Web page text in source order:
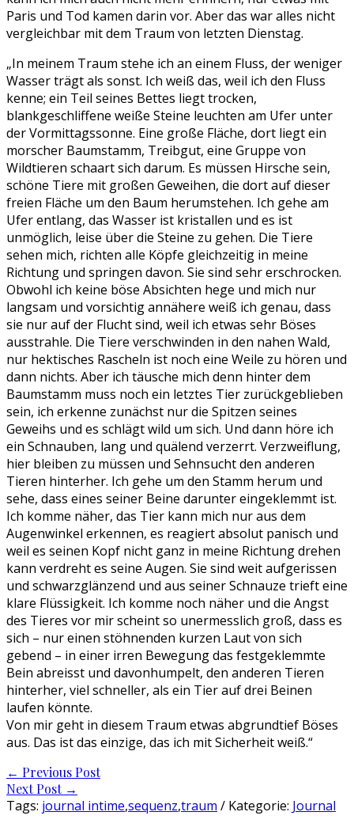
Paris und Tod kamen darin vor. Aber das war alles nicht
vergleichbar mit dem Traum von letzten Dienstag.
„In meinem Traum stehe ich an einem Fluss, der weniger
Wasser trägt als sonst. Ich weiß das, weil ich den Fluss
kenne; ein Teil seines Bettes liegt trocken,
blankgeschliffene weiße Steine leuchten am Ufer unter
der Vormittagssonne. Eine große Fläche, dort liegt ein
morscher Baumstamm, Treibgut, eine Gruppe von
Wildtieren schaart sich darum. Es müssen Hirsche sein,
schöne Tiere mit großen Geweihen, die dort auf dieser
freien Fläche um den Baum herumstehen. Ich gehe am
Ufer entlang, das Wasser ist kristallen und es ist
unmöglich, leise über die Steine zu gehen. Die Tiere
sehen mich, richten alle Köpfe gleichzeitig in meine
Richtung und springen davon. Sie sind sehr erschrocken.
Obwohl ich keine böse Absichten hege und mich nur
langsam und vorsichtig annähere weiß ich genau, dass
sie nur auf der Flucht sind, weil ich etwas sehr Böses
ausstrahle. Die Tiere verschwinden in den nahen Wald,
nur hektisches Rascheln ist noch eine Weile zu hören und
dann nichts. Aber ich täusche mich denn hinter dem
Baumstamm muss noch ein letztes Tier zurückgeblieben
sein, ich erkenne zunächst nur die Spitzen seines
Geweihs und es schlägt wild um sich. Und dann höre ich
ein Schnauben, lang und quälend verzerrt. Verzweiflung,
hier bleiben zu müssen und Sehnsucht den anderen
Tieren hinterher. Ich gehe um den Stamm herum und
sehe, dass eines seiner Beine darunter eingeklemmt ist.
Ich komme näher, das Tier kann mich nur aus dem
Augenwinkel erkennen, es reagiert absolut panisch und
weil es seinen Kopf nicht ganz in meine Richtung drehen
kann verdreht es seine Augen. Sie sind weit aufgerissen
und schwarzglänzend und aus seiner Schnauze trieft eine
klare Flüssigkeit. Ich komme noch näher und die Angst
des Tieres vor mir scheint so unermesslich groß, dass es
sich – nur einen stöhnenden kurzen Laut von sich
gebend – in einer irren Bewegung das festgeklemmte
Bein abreisst und davonhumpelt, den anderen Tieren
hinterher, viel schneller, als ein Tier auf drei Beinen
laufen könnte.
Von mir geht in diesem Traum etwas abgrundtief Böses
aus. Das ist das einzige, das ich mit Sicherheit weiß.“
Post
navigation
← Previous Post
Next Post →
Tags: journal intime,sequenz,traum / Kategorie: Journal